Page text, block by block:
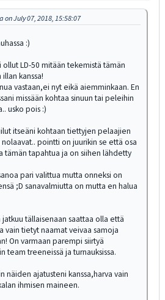
July 07, 2018, 15:58:07
:)
LD-50 mitään tekemistä tämän
kanssa!
vastaan,ei nyt eikä aiemminkaan. En
missään kohtaa sinuun tai peleihin
usko pois :)
itseäni kohtaan tiettyjen pelaajien
pointti on juurikin se että osa
tämän tapahtua ja on siihen lähdetty
pari valittua mutta onneksi on
;D sanavalmiutta on mutta en halua
tällaisenaan saattaa olla että
vain tietyt naamat veivaa samoja
On varmaan parempi siirtyä
team treeneissä ja turnauksissa.
näiden ajatusteni kanssa,harva vain
ihmisen maineen.